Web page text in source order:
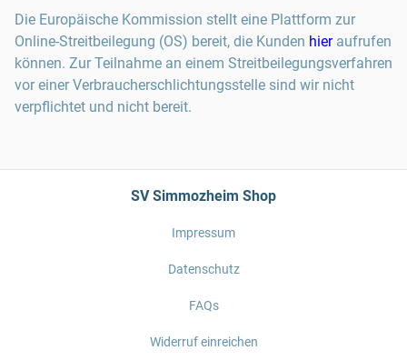
Die Europäische Kommission stellt eine Plattform zur
Online-Streitbeilegung (OS) bereit, die Kunden hieraufrufen
können. Zur Teilnahme an einem Streitbeilegungsverfahren
vor einer Verbraucherschlichtungsstelle sind wir nicht
verpflichtet und nicht bereit.
SV Simmozheim Shop
Impressum
Datenschutz
FAQs
Widerruf einreichen